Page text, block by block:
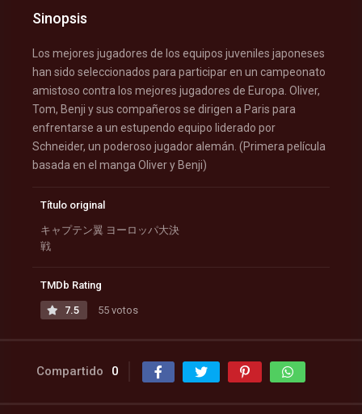
Sinopsis
Los mejores jugadores de los equipos juveniles japoneses
han sido seleccionados para participar en un campeonato
amistoso contra los mejores jugadores de Europa. Oliver,
Tom, Benji y sus compañeros se dirigen a Paris para
enfrentarse a un estupendo equipo liderado por
Schneider, un poderoso jugador alemán. (Primera película
basada en el manga Oliver y Benji)
Título original
キャプテン翼 ヨーロッパ大決
戦
TMDb Rating
7.5 55 votos
Compartido 0